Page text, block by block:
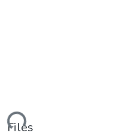
Loading...
Files